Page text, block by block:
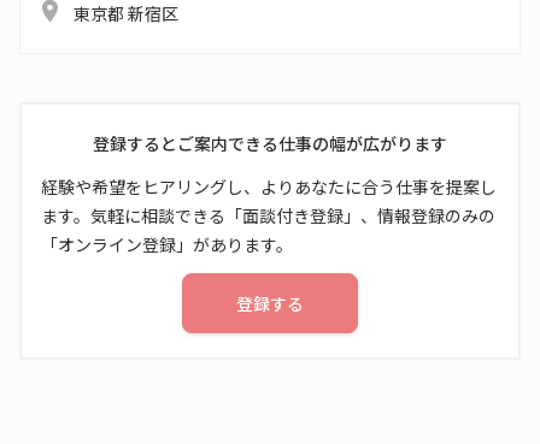
東京都 新宿区
登録するとご案内できる仕事の幅が広がります
経験や希望をヒアリングし、よりあなたに合う仕事を提案し
ます。気軽に相談できる「面談付き登録」、情報登録のみの
「オンライン登録」があります。
登録する